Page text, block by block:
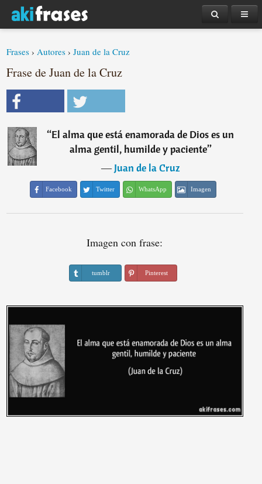
Frases ›Autores ›Juan de la Cruz
Frase de Juan de la Cruz
“El alma que está enamorada de Dios es un
alma gentil, humilde y paciente”
―Juan de la Cruz
Facebook Twitter WhatsApp Imagen
Imagen con frase:
tumblr Pinterest